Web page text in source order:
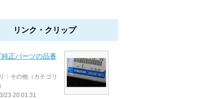
リンク・クリップ
正パーツの品番
：その他（カテゴリ
23 20:01:31